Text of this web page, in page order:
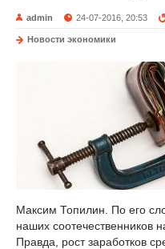
admin 24-07-2016, 20:53
Новости экономики
Максим Топилин. По его
наших соотечественников
Правда, рост заработков